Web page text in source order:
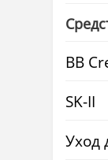
BB
SK-II
Уход